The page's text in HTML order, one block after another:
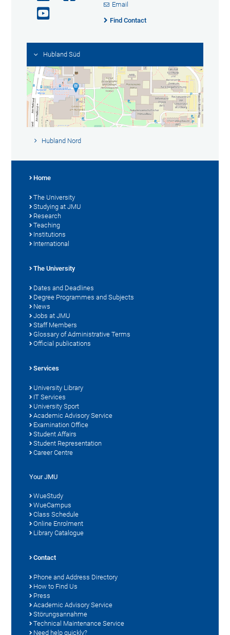
Email
Find Contact
Hubland Süd
Hubland Nord
Home
The University
Studying at JMU
Research
Teaching
Institutions
International
The University
Dates and Deadlines
Degree Programmes and Subjects
News
Jobs at JMU
Staff Members
Glossary of Administrative Terms
Official publications
Services
University Library
IT Services
University Sport
Academic Advisory Service
Examination Office
Student Affairs
Student Representation
Career Centre
Your JMU
WueStudy
WueCampus
Class Schedule
Online Enrolment
Library Catalogue
Contact
Phone and Address Directory
How to Find Us
Press
Academic Advisory Service
Störungsannahme
Technical Maintenance Service
Need help quickly?